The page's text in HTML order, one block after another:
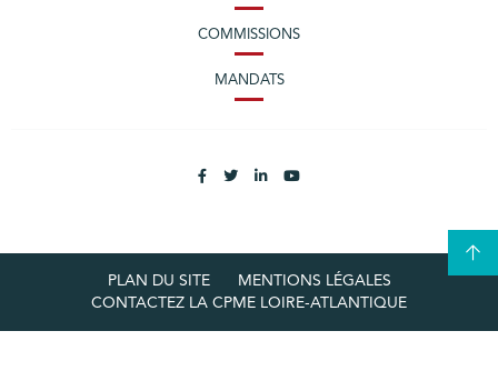
COMMISSIONS
MANDATS
PLAN DU SITE
MENTIONS LÉGALES
CONTACTEZ LA CPME LOIRE-ATLANTIQUE